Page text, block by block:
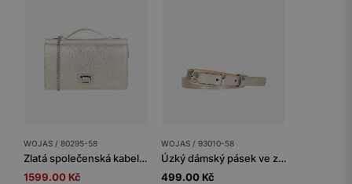
WOJAS / 80295-58
Zlatá společenská kabelka z hladké kůže
1599.00 Kč
WOJAS / 93010-58
Úzký dámský pásek ve zlaté barvě
499.00 Kč